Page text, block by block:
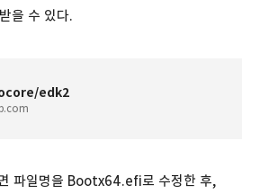
을 수 있다.
edk2
파일명을 Bootx64.efi로 수정한 후,